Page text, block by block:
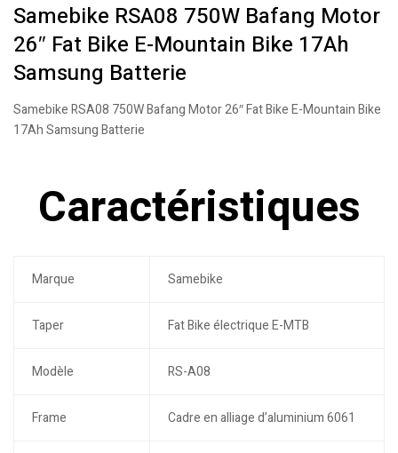
Samebike RSA08 750W Bafang Motor
26″ Fat Bike E-Mountain Bike 17Ah
Samsung Batterie
Samebike RSA08 750W Bafang Motor 26″ Fat Bike E-Mountain Bike
17Ah Samsung Batterie
Caractéristiques
Marque Samebike
Taper Fat Bike électrique E-MTB
Modèle RS-A08
Frame Cadre en alliage d’aluminium 6061